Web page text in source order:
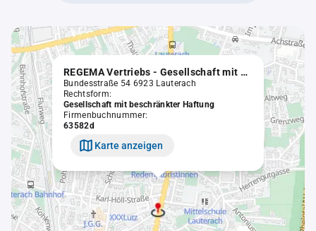
REGEMA Vertriebs - Gesellschaft mit beschränkter Haftung
Bundesstraße 54 6923 Lauterach
Rechtsform:
Gesellschaft mit beschränkter Haftung
Firmenbuchnummer:
63582d
Karte anzeigen